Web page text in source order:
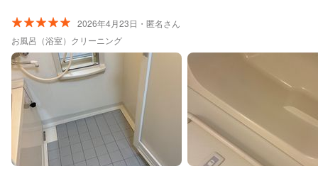
を入れすぎていることなどアドバイスも頂けて大満足です。 お風
呂場で洗濯槽の汚れ落としの作業をされていましたが、お風呂場
のドアレールも綺麗にしてくださっており丁寧な対応に心温まり
ました！ 試運転も最後して下さるので安心でした。本当にありが
とうございました。 次回も是非よろしくお願いいたします。
2026年4月23日・匿名さん
お風呂（浴室）クリーニング